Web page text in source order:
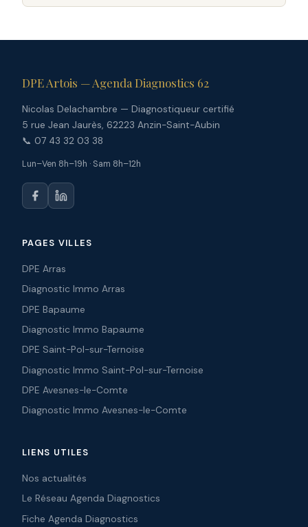
DPE Artois — Agenda Diagnostics 62
Nicolas Delachambre — Diagnostiqueur certifié
5 rue Jean Jaurès, 62223 Anzin-Saint-Aubin
📞 07 43 32 03 38
Lun–Ven 8h–19h · Sam 8h–12h
PAGES VILLES
DPE Arras
Diagnostic Immo Arras
DPE Bapaume
Diagnostic Immo Bapaume
DPE Saint-Pol-sur-Ternoise
Diagnostic Immo Saint-Pol-sur-Ternoise
DPE Avesnes-le-Comte
Diagnostic Immo Avesnes-le-Comte
LIENS UTILES
Nos actualités
Le Réseau Agenda Diagnostics
Fiche Agenda Diagnostics